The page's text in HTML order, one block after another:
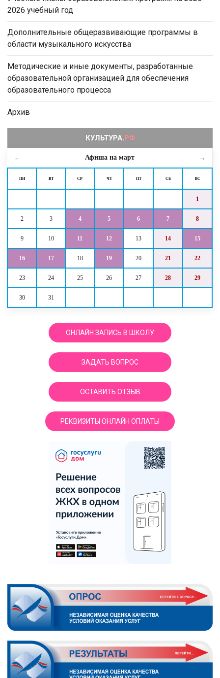
← Афиша на март →
ПН ВТ СР ЧТ ПТ СБ ВС
1
2 3 4 5 6 7 8
9 10 11 12 13 14 15
16 17 18 19 20 21 22
23 24 25 26 27 28 29
30 31
ОНЛАЙН ЗАПИСЬ В ШКОЛУ
ЗАДАТЬ ВОПРОС
ОСТАВИТЬ ОТЗЫВ
РЕКВИЗИТЫ ОНЛАЙН ОПЛАТЫ
2026 учебный год
Дополнительные общеразвивающие программы в
области музыкального искусства
Методические и иные документы, разработанные
образовательной организацией для обеспечения
образовательного процесса
Архив